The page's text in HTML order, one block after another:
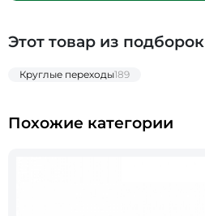
Этот товар из подборок
Круглые переходы189
Похожие категории